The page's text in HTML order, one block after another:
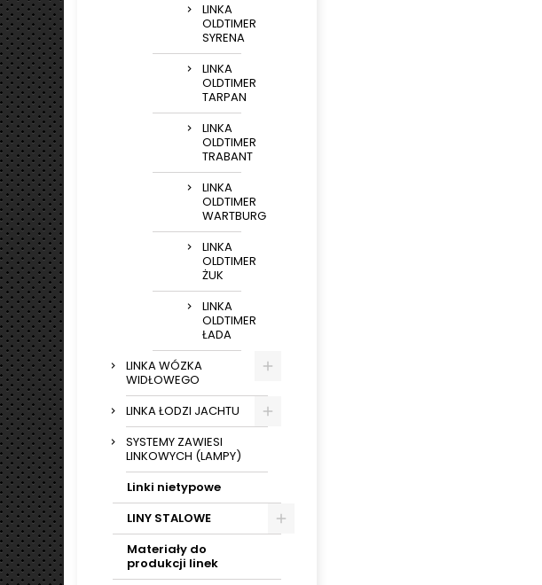
LINKA
OLDTIMER
SYRENA
LINKA
OLDTIMER
TARPAN
LINKA
OLDTIMER
TRABANT
LINKA
OLDTIMER
WARTBURG
LINKA
OLDTIMER
ŻUK
LINKA
OLDTIMER
ŁADA
LINKA WÓZKA
WIDŁOWEGO
LINKA ŁODZI JACHTU
SYSTEMY ZAWIESI
LINKOWYCH (LAMPY)
Linki nietypowe
LINY STALOWE
Materiały do
produkcji linek